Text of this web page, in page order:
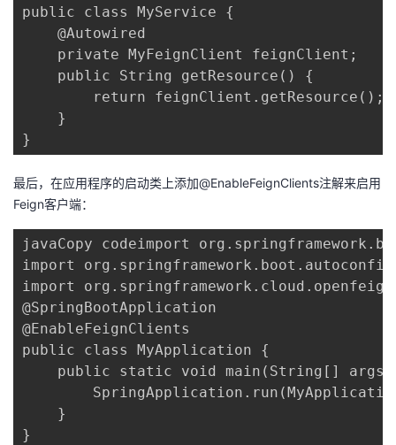
public class MyService {
    @Autowired
    private MyFeignClient feignClient;
    public String getResource() {
        return feignClient.getResource();
    }
}
最后，在应用程序的启动类上添加@EnableFeignClients注解来启用
Feign客户端：
javaCopy codeimport
import
import
@SpringBootApplication
@EnableFeignClients
public class MyApplication {
public static void main(String[]
    }
}